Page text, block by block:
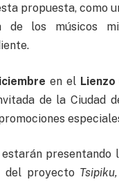
propuesta, como
los músicos
en el
de la Ciudad
presentando
del proyecto